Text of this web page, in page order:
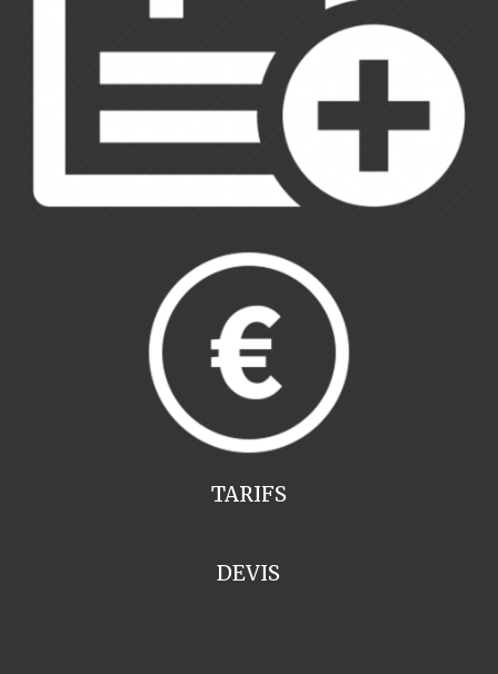
TARIFS
DEVIS